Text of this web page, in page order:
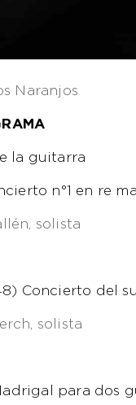
Naranjos
la guitarra
n°1 en re
solista
Concierto del
solista
para dos